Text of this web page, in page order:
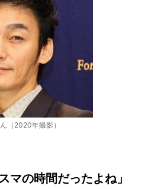
（2020年撮影）
マの時間だったよね」